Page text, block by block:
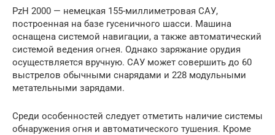
PzH 2000 — немецкая 155-миллиметровая САУ,
построенная на базе гусеничного шасси. Машина
оснащена системой навигации, а также автоматический
системой ведения огнея. Однако заряжание орудия
осуществляется вручную. САУ может совершить до 60
выстрелов обычными снарядами и 228 модульными
метательными зарядами.
Среди особенностей следует отметить наличие системы
обнаружения огня и автоматического тушения. Кроме